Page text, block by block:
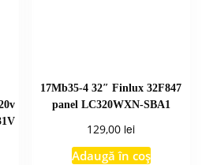
17Mb35-4 32″ Finlux 32F847
panel LC320WXN-SBA1
129,00 lei
Adaugă în coș